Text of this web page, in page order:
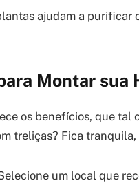
ajudam a purificar
Montar
os benefícios, que tal
treliças? Fica
um local que